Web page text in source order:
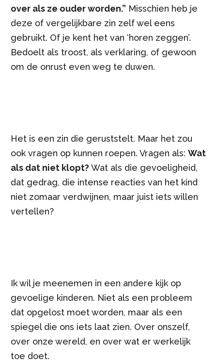
over als ze ouder worden.” Misschien heb je
deze of vergelijkbare zin zelf wel eens
gebruikt. Of je kent het van ‘horen zeggen’.
Bedoelt als troost, als verklaring, of gewoon
om de onrust even weg te duwen.
Het is een zin die geruststelt. Maar het zou
ook vragen op kunnen roepen. Vragen als:Wat
als dat niet klopt?Wat als die gevoeligheid,
dat gedrag, die intense reacties van het kind
niet zomaar verdwijnen, maar juist iets willen
vertellen?
Ik wil je meenemen in een andere kijk op
gevoelige kinderen. Niet als een probleem
dat opgelost moet worden, maar als een
spiegel die ons iets laat zien. Over onszelf,
over onze wereld, en over wat er werkelijk
toe doet.